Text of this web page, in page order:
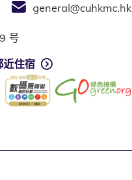
general@cuhkmc.hk
号
近住宿